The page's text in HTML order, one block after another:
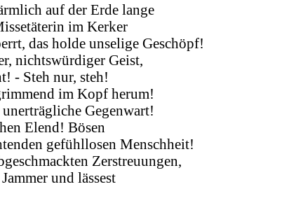
auf der Erde lange
im Kerker
das holde unselige Geschöpf!
nichtswürdiger Geist,
- Steh nur, steh!
im Kopf herum!
Gegenwart!
Elend! Bösen
gefühllosen Menschheit!
Zerstreuungen,
und lässest